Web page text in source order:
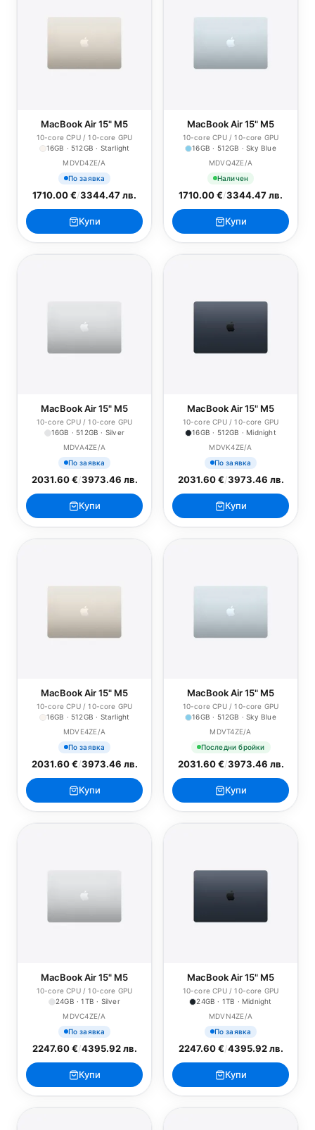
MacBook Air 15" M5
10-core CPU / 10-core GPU
16GB · 512GB · Starlight
MDVD4ZE/A
По заявка
1710.00 €/3344.47 лв.
Купи
MacBook Air 15" M5
10-core CPU / 10-core GPU
16GB · 512GB · Sky Blue
MDVQ4ZE/A
Наличен
1710.00 €/3344.47 лв.
Купи
MacBook Air 15" M5
10-core CPU / 10-core GPU
16GB · 512GB · Silver
MDVA4ZE/A
По заявка
2031.60 €/3973.46 лв.
Купи
MacBook Air 15" M5
10-core CPU / 10-core GPU
16GB · 512GB · Midnight
MDVK4ZE/A
По заявка
2031.60 €/3973.46 лв.
Купи
MacBook Air 15" M5
10-core CPU / 10-core GPU
16GB · 512GB · Starlight
MDVE4ZE/A
По заявка
2031.60 €/3973.46 лв.
Купи
MacBook Air 15" M5
10-core CPU / 10-core GPU
16GB · 512GB · Sky Blue
MDVT4ZE/A
Последни бройки
2031.60 €/3973.46 лв.
Купи
MacBook Air 15" M5
10-core CPU / 10-core GPU
24GB · 1TB · Silver
MDVC4ZE/A
По заявка
2247.60 €/4395.92 лв.
Купи
MacBook Air 15" M5
10-core CPU / 10-core GPU
24GB · 1TB · Midnight
MDVN4ZE/A
По заявка
2247.60 €/4395.92 лв.
Купи